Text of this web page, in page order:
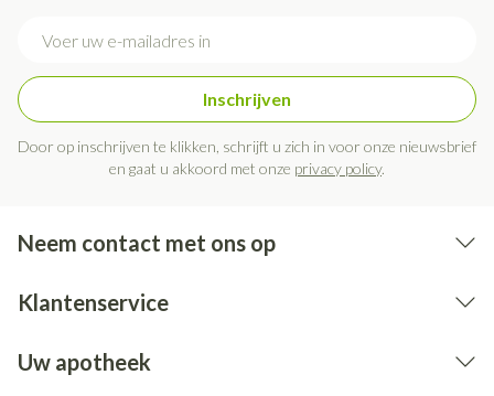
Inschrijven
Door op inschrijven te klikken, schrijft u zich in voor onze nieuwsbrief
en gaat u akkoord met onze privacy policy.
Neem contact met ons op
Klantenservice
Uw apotheek